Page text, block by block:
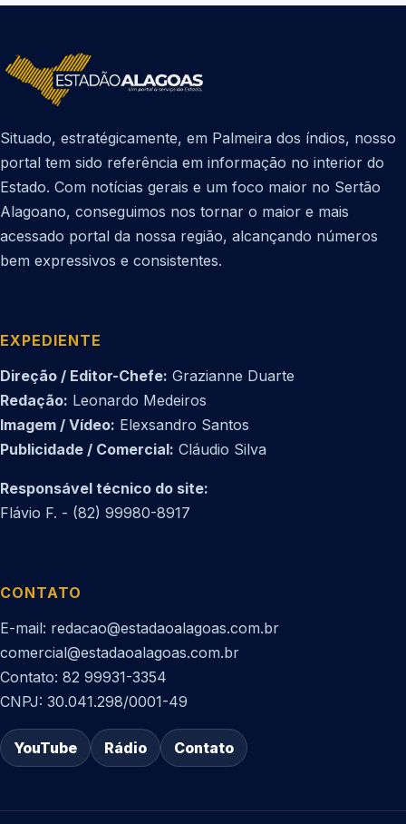
Situado, estratégicamente, em Palmeira dos índios, nosso
portal tem sido referência em informação no interior do
Estado. Com notícias gerais e um foco maior no Sertão
Alagoano, conseguimos nos tornar o maior e mais
acessado portal da nossa região, alcançando números
bem expressivos e consistentes.
EXPEDIENTE
Direção / Editor-Chefe: Grazianne Duarte
Redação: Leonardo Medeiros
Imagem / Vídeo: Elexsandro Santos
Publicidade / Comercial: Cláudio Silva
Responsável técnico do site:
Flávio F. - (82) 99980-8917
CONTATO
E-mail: redacao@estadaoalagoas.com.br
comercial@estadaoalagoas.com.br
Contato: 82 99931-3354
CNPJ: 30.041.298/0001-49
YouTube Rádio Contato